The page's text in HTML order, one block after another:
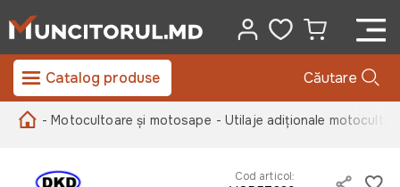
Catalog produse Căutare
- Motocultoare și motosape - Utilaje adiționale
Cod articol: